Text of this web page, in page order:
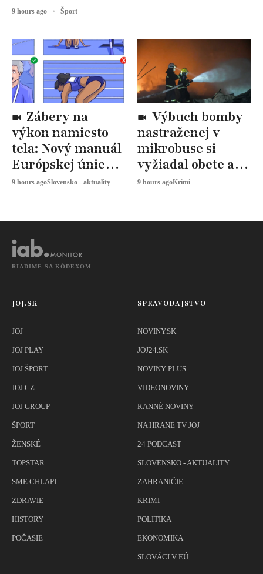
výkon namiesto
tela: Nový manuál
Európskej únie
určuje, ako
9 hours agoSlovensko - aktuality
nastraženej v
mikrobuse si
vyžiadal obete a
zranených
9 hours agoKrimi
9 hours ago Šport
RIADIME SA KÓDEXOM
JOJ.SK
JOJ
JOJ PLAY
JOJ ŠPORT
JOJ CZ
JOJ GROUP
ŠPORT
ŽENSKÉ
TOPSTAR
SME CHLAPI
ZDRAVIE
HISTORY
POČASIE
SPRAVODAJSTVO
NOVINY.SK
JOJ24.SK
NOVINY PLUS
VIDEONOVINY
RANNÉ NOVINY
NA HRANE TV JOJ
24 PODCAST
SLOVENSKO - AKTUALITY
ZAHRANIČIE
KRIMI
POLITIKA
EKONOMIKA
SLOVÁCI V EÚ